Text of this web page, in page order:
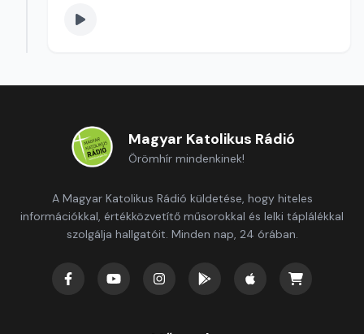
Magyar Katolikus Rádió
Örömhír mindenkinek!
A Magyar Katolikus Rádió küldetése, hogy hiteles
információkkal, értékközvetítő műsorokkal és lelki táplálékkal
szolgálja hallgatóit. Minden nap, 24 órában.